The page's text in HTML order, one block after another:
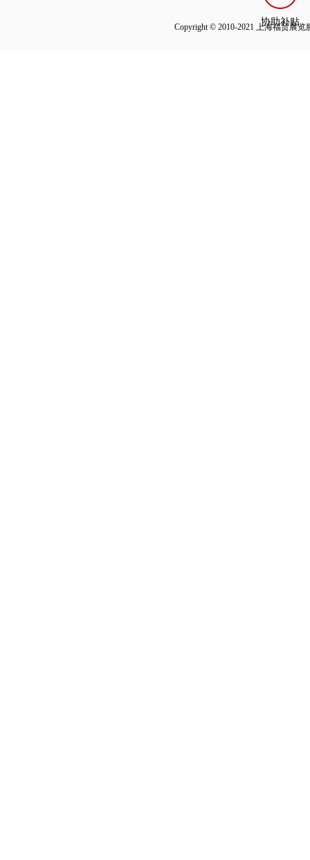
协助补贴
Copyright © 2010-2021 上海福贸展